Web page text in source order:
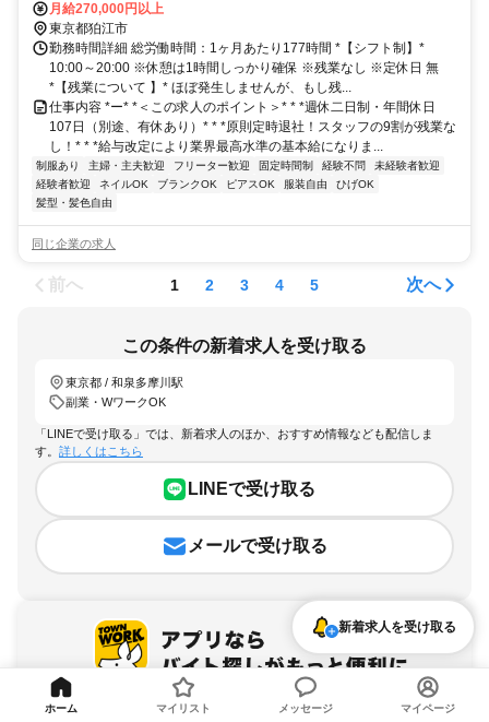
月給270,000円以上
東京都狛江市
勤務時間詳細 総労働時間：1ヶ月あたり177時間 *【シフト制】*
10:00～20:00 ※休憩は1時間しっかり確保 ※残業なし ※定休日 無
*【残業について 】* ほぼ発生しませんが、もし残...
仕事内容 *ー* *＜この求人のポイント＞* * *週休二日制・年間休日
107日（別途、有休あり）* * *原則定時退社！スタッフの9割が残業な
し！* * *給与改定により業界最高水準の基本給になりま...
制服あり 主婦・主夫歓迎 フリーター歓迎 固定時間制 経験不問
未経験者歓迎
経験者歓迎
ネイルOK ブランクOK ピアスOK 服装自由
ひげOK
髪型・髪色自由
同じ企業の求人
前へ 1 2 3 4 5 次へ
この条件の新着求人を受け取る
東京都 / 和泉多摩川駅
副業・WワークOK
「LINEで受け取る」では、新着求人のほか、おすすめ情報なども配信しま
す。 詳しくはこちら
LINEで受け取る
メールで受け取る
アプリを無料ダウンロード
新着求人を受け取る
ホーム マイリスト メッセージ マイページ